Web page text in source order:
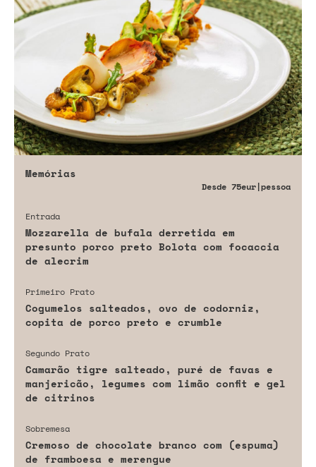
Memórias
Desde 75eur|pessoa
Entrada
Mozzarella de bufala derretida em
presunto porco preto Bolota com focaccia
de alecrim
Primeiro Prato
Cogumelos salteados, ovo de codorniz,
copita de porco preto e crumble
Segundo Prato
Camarão tigre salteado, puré de favas e
manjericão, legumes com limão confit e gel
de citrinos
Sobremesa
Cremoso de chocolate branco com (espuma)
de framboesa e merengue